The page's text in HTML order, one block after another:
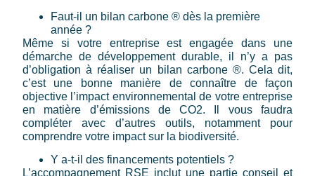
Faut-il un bilan carbone ® dès la première
année ?
Même si votre entreprise est engagée dans une
démarche de développement durable, il n’y a pas
d’obligation à réaliser un bilan carbone ®. Cela dit,
c’est une bonne manière de connaître de façon
objective l’impact environnemental de votre entreprise
en matière d’émissions de CO2. Il vous faudra
compléter avec d’autres outils, notamment pour
comprendre votre impact sur la biodiversité.
Y a-t-il des financements potentiels ?
L’accompagnement RSE inclut une partie conseil et